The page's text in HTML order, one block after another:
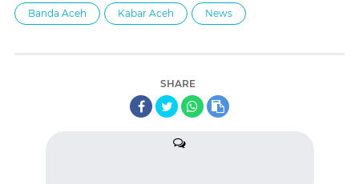
Banda Aceh Kabar Aceh News
SHARE